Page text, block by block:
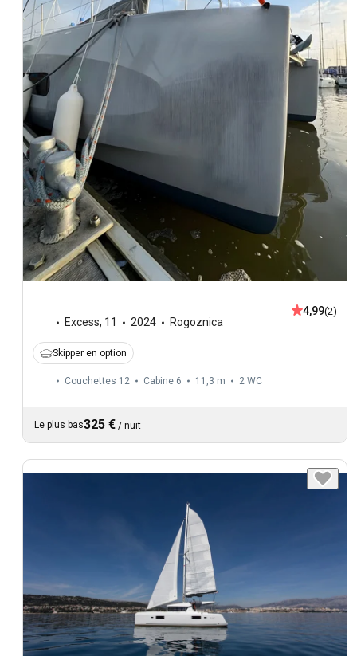
Excess, 11 2024 Rogoznica
4,99(2)
Skipper en option
Couchettes 12 Cabine 6 11,3 m 2 WC
Le plus bas325 € / nuit